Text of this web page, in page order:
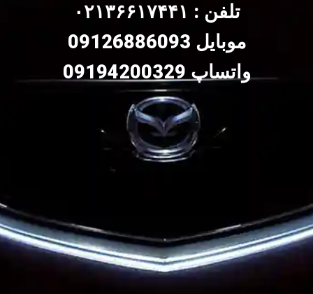
تلفن : ۰۲۱۳۶۶۱۷۴۴۱
موبایل 09126886093
واتساپ 09194200329